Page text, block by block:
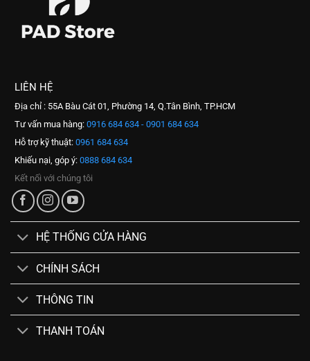
LIÊN HỆ
Địa chỉ : 55A Bàu Cát 01, Phường 14, Q.Tân Bình, TP.HCM
Tư vấn mua hàng: 0916 684 634 - 0901 684 634
Hỗ trợ kỹ thuật: 0961 684 634
Khiếu nại, góp ý: 0888 684 634
Kết nối với chúng tôi
HỆ THỐNG CỬA HÀNG
CHÍNH SÁCH
THÔNG TIN
THANH TOÁN